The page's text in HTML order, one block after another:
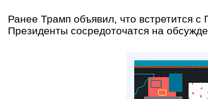
Ранее Трамп объявил, что встретится
Президенты сосредоточатся на